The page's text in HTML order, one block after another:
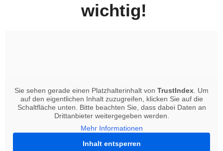
wichtig!
Sie sehen gerade einen Platzhalterinhalt von TrustIndex . Um
auf den eigentlichen Inhalt zuzugreifen, klicken Sie auf die
Schaltfläche unten. Bitte beachten Sie, dass dabei Daten an
Drittanbieter weitergegeben werden.
Mehr Informationen
Inhalt entsperren